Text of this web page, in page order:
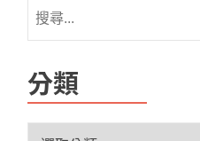
分類